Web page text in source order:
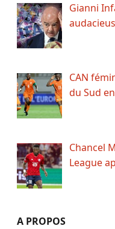
Gianni
CAN
du Sud
Chancel
League
A PROPOS